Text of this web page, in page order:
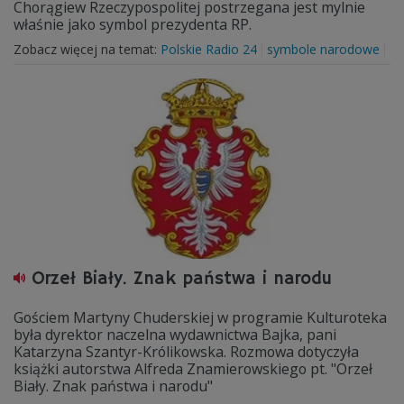
Chorągiew Rzeczypospolitej postrzegana jest mylnie
właśnie jako symbol prezydenta RP.
Zobacz więcej na temat: Polskie Radio 24 symbole narodowe
Orzeł Biały. Znak państwa i narodu
Gościem Martyny Chuderskiej w programie Kulturoteka
była dyrektor naczelna wydawnictwa Bajka, pani
Katarzyna Szantyr-Królikowska. Rozmowa dotyczyła
książki autorstwa Alfreda Znamierowskiego pt. "Orzeł
Biały. Znak państwa i narodu"